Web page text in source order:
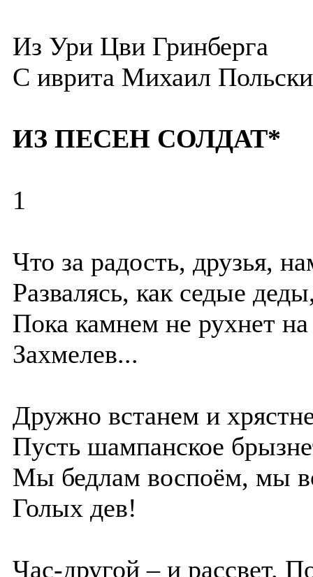
Из Ури Цви Гринберга
С иврита Михаил
ИЗ ПЕСЕН СОЛДАТ*
1
Что за радость, друзья,
Развалясь, как седые
Пока камнем не рухнет на
Захмелев...
Дружно встанем и
Пусть шампанское
Мы бедлам воспоём, мы
Голых дев!
Час-другой – и рассвет.